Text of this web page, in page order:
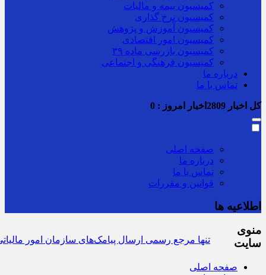
کمیسیون بیمه و مالیات
کمیسیون نرخ گذاری
کمیسیون آموزش و پژوهش
کمیسیون امور اقتصادی
کمیسیون بازرسی ماده ۳۹
کمیسیون فرهنگی و اجتماعی
درباره ما
تماس با ما
کل اخبار اخبار امروز : 0
صفحه اصلی
درباره ما
تماس با ما
قوانین و مقررات
اطلاعیه ها
سرشماره «MALIAT» تنها مرجع رسمی ارسال پیامک‌های سازمان امور مالیاتی
منوی
سایت
صفحه اصلی